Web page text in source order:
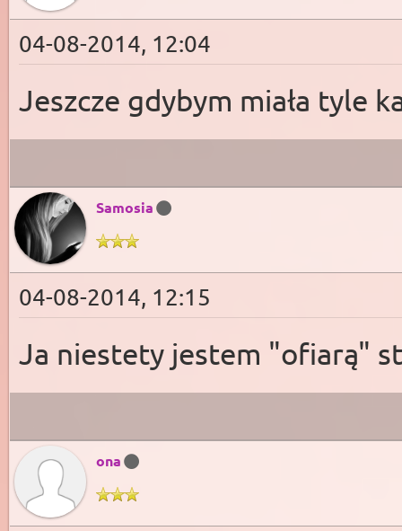
04-08-2014, 12:04
Jeszcze gdybym miała tyle
Samosia
04-08-2014, 12:15
Ja niestety jestem "ofiarą"
ona